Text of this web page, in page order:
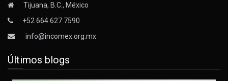
Tijuana, B.C., México
+52 664 627 7590
info@incomex.org.mx
Últimos blogs